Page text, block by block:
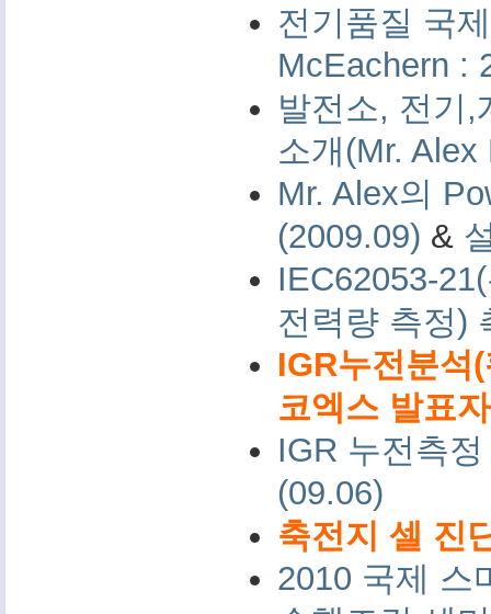
전기품질 국
McEachern :
발전소, 전기,
소개(Mr.
Mr. Alex의
(2009.09) &
IEC62053-
전력량 측정)
IGR누전분석
코엑스 발표
IGR 누전측
(09.06)
축전지 셀 진
2010 국제 스